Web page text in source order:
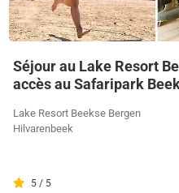
Séjour au Lake Resort
accès au Safaripark
Lake Resort Beekse Bergen
Hilvarenbeek
5 / 5